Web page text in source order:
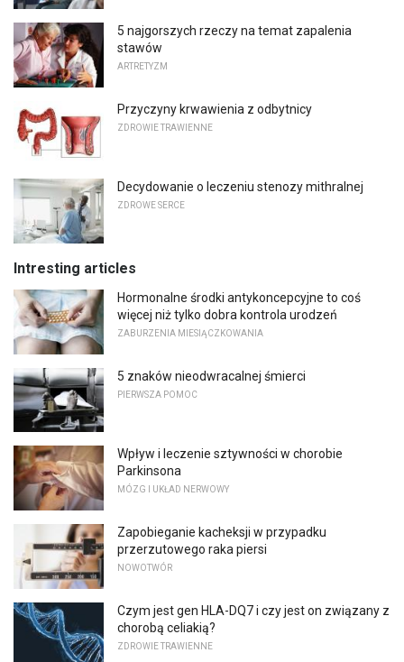
5 najgorszych rzeczy na temat zapalenia
stawów
ARTRETYZM
Przyczyny krwawienia z odbytnicy
ZDROWIE TRAWIENNE
Decydowanie o leczeniu stenozy mithralnej
ZDROWE SERCE
Intresting articles
Hormonalne środki antykoncepcyjne to coś
więcej niż tylko dobra kontrola urodzeń
ZABURZENIA MIESIĄCZKOWANIA
5 znaków nieodwracalnej śmierci
PIERWSZA POMOC
Wpływ i leczenie sztywności w chorobie
Parkinsona
MÓZG I UKŁAD NERWOWY
Zapobieganie kacheksji w przypadku
przerzutowego raka piersi
NOWOTWÓR
Czym jest gen HLA-DQ7 i czy jest on związany z
chorobą celiakią?
ZDROWIE TRAWIENNE